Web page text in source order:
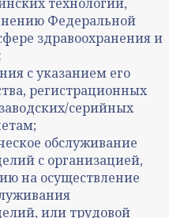
Федеральной
здравоохранения и
с указанием его
регистрационных
серийных
обслуживание
с организацией,
на осуществление
или трудовой